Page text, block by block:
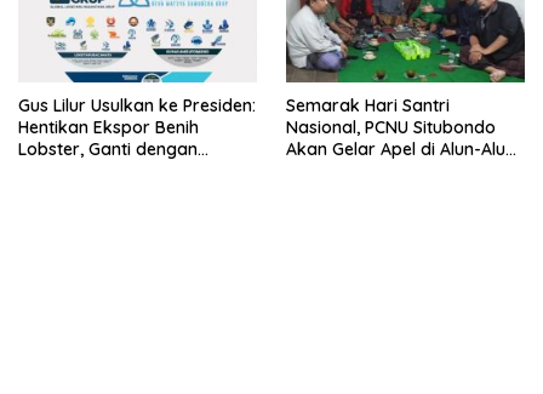
Gus Lilur Usulkan ke Presiden:
Hentikan Ekspor Benih
Lobster, Ganti dengan
Semarak Hari Santri
Nasional, PCNU Situbondo
Akan Gelar Apel di Alun-Alun